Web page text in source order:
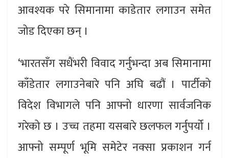
आवश्यक परे सिमानामा काडेतार लगाउन समेत
जोड दिएका छन् ।
‘भारतसँग सधैंभरी विवाद गर्नुभन्दा अब सिमानामा
काँडेतार लगाउनेबारे पनि अघि बढौं । पार्टीको
विदेश विभागले पनि आफ्नो धारणा सार्वजनिक
गरेको छ । उच्च तहमा यसबारे छलफल गर्नुपर्यो ।
आफ्नो सम्पूर्ण भूमि समेटेर नक्सा प्रकाशन गर्न